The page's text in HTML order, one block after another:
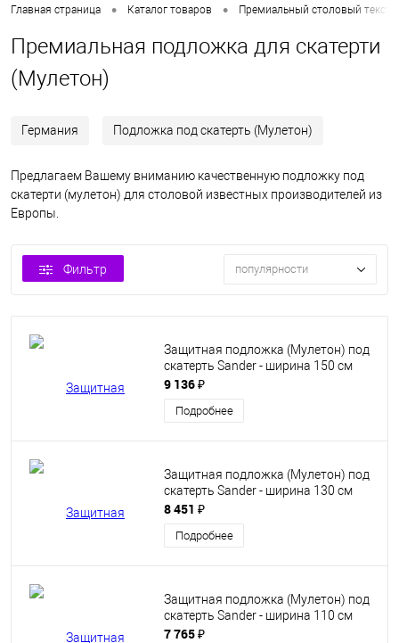
Главная страница • Каталог товаров • Премиальный столовый
Премиальная подложка для скатерти
(Мулетон)
Германия Подложка под скатерть (Мулетон)
Предлагаем Вашему вниманию качественную подложку под
скатерти (мулетон) для столовой известных производителей из
Европы.
Фильтр популярности
Защитная подложка (Мулетон) под
скатерть Sander - ширина 150 см
9 136 ₽
Подробнее
Защитная подложка (Мулетон) под
скатерть Sander - ширина 130 см
8 451 ₽
Подробнее
Защитная подложка (Мулетон) под
скатерть Sander - ширина 110 см
7 765 ₽